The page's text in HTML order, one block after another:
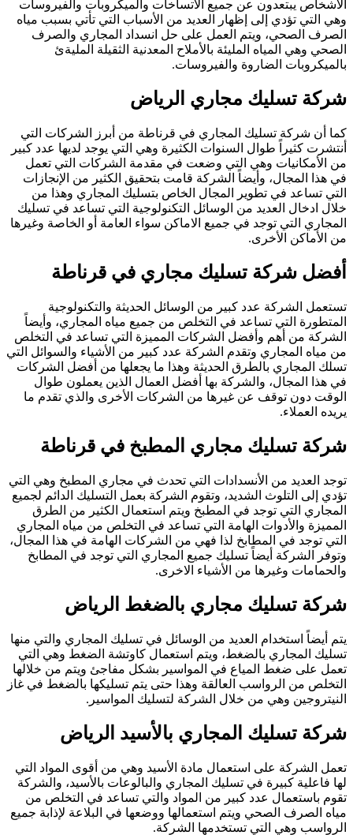
الأشخاص يبتعدون عن جميع الأتساخات والميكروبات والفيروسات
وهي التي تؤدي إلى إظهار العديد من الأسباب التي تأتي بسبب مياه
الصرف الصحي، ويتم العمل على حل انسداد المجاري والصرف
الصحي وهي المياه المليئة بالأملاح المعدنية الثقيلة المليةئ
بالميكروبات الضاروة والفيروسات.
شركة تسليك مجاري الرياض
كما أن شركة تسليك المجاري في قرناطة من أبرز الشركات التي
أنتشرت كثيراً طوال السنوات الكثيرة وهي التي يوجد لديها عدد كبير
من الأمكانيات وهي التي وضعت في مقدمة الشركات التي تعمل
في هذا المجال، وأيضاً الشركة قامت بتحقيق الكثير من الإنجازات
التي تساعد في تطوير المجال الخاص بتسليك المجاري وهذا من
خلال ادخال العديد من الوسائل التكنولوجية التي تساعد في تسليك
المجاري التي توجد في جميع الاماكن سواء العامة أو الخاصة وغيرها
من الأماكن الأخرى.
أفضل شركة تسليك مجاري في قرناطة
تستعمل الشركة عدد كبير من الوسائل الحديثة والتكنولوجية
المتطورة التي تساعد في التخلص من جميع مياه المجاري، وأيضاً
الشركة من أهم وأفضل الشركات المميزة التي تساعد في التخلص
من مياه المجاري وتقدم الشركة عدد كبير من الأشياء والسوائل التي
تسلك المجاري بالطرق الحديثة وهذا ما يجعلها من أفضل الشركات
في هذا المجال، والشركة بها أفضل العمال الذين يعملون طوال
الوقت دون توقف عن غيرها من الشركات الأخرى والذي تقدم ما
يريده العملاء.
شركة تسليك مجاري المطبخ في قرناطة
توجد العديد من الأنسدادات التي تحدث في مجاري المطبخ وهي التي
تؤدي إلى التلوث الشديد، وتقوم الشركة بعمل التسليك الدائم لجميع
المجاري التي توجد في المطبخ ويتم استعمال الكثير من الطرق
المميزة والأدوات الهامة التي تساعد في التخلص من مياه المجاري
التي توجد في المطابخ لذا فهي من الشركات الهامة في هذا المجال،
وتوفر الشركة أيضاً تسليك جميع المجاري التي توجد في المطابخ
والحمامات وغيرها من الأشياء الاخرى.
شركة تسليك مجاري بالضغط الرياض
يتم أيضاً استخدام العديد من الوسائل في تسليك المجاري والتي منها
تسليك المجاري بالضغط، ويتم استعمال كاوتشة الضغط وهي التي
تعمل على ضغط المياع في المواسير بشكل مفاجئ ويتم من خلالها
التخلص من الرواسب العالقة وهذا حتى يتم تسليكها بالضغط في غاز
النيتروجين وهي من خلال الشركة لتسليك المواسير.
شركة تسليك المجاري بالأسيد الرياض
تعمل الشركة على استعمال مادة الأسيد وهي من أقوى المواد التي
لها فاعلية كبيرة في تسليك المجاري والبالوعات بالأسيد، والشركة
تقوم باستعمال عدد كبير من المواد والتي تساعد في التخلص من
مياه الصرف الصحي ويتم استعمالها ووضعها في البلاعة لإذابة جميع
الرواسب وهي التي تستخدمها الشركة.